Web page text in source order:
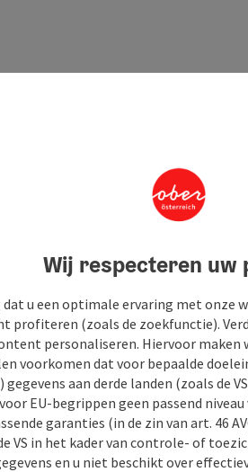
kantoor in Aigen-Schlägl.
Wij respecteren uw
dat u een optimale ervaring met onze
profiteren (zoals de zoekfunctie).
personaliseren. Hiervoor maken
voorkomen dat voor bepaalde
aan derde landen (zoals de
voor EU-begrippen geen passend
garanties (in de zin van art. 46
VS in het kader van controle- of
en u niet beschikt over